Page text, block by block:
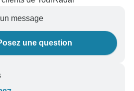
message
une question